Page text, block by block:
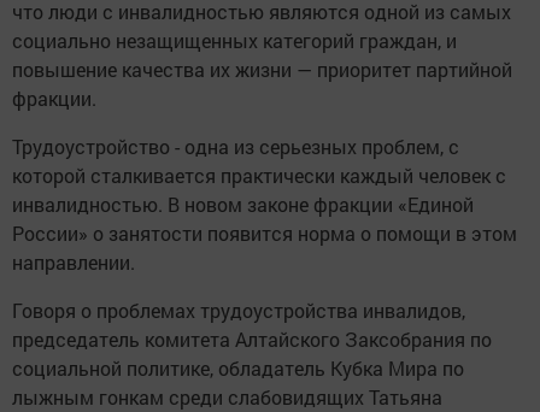
что люди с инвалидностью являются одной из самых
социально незащищенных категорий граждан, и
повышение качества их жизни — приоритет партийной
фракции.
Трудоустройство - одна из серьезных проблем, с
которой сталкивается практически каждый человек с
инвалидностью. В новом законе фракции «Единой
России» о занятости появится норма о помощи в этом
направлении.
Говоря о проблемах трудоустройства инвалидов,
председатель комитета Алтайского Заксобрания по
социальной политике, обладатель Кубка Мира по
лыжным гонкам среди слабовидящих Татьяна